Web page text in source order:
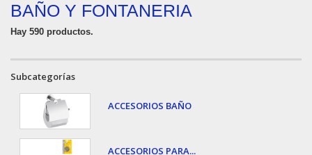
BAÑO Y FONTANERIA
Hay 590 productos.
Subcategorías
ACCESORIOS BAÑO
ACCESORIOS PARA...